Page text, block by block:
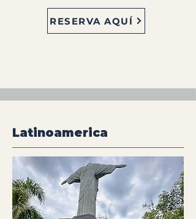
RESERVA AQUÍ
Latinoamerica